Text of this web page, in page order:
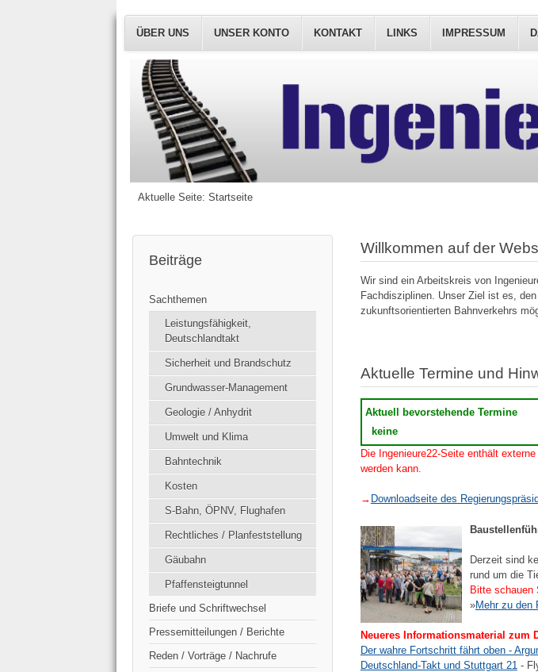
ÜBER UNS UNSER KONTO KONTAKT LINKS IMPRESSUM
Aktuelle Seite: Startseite
Beiträge
Sachthemen
Leistungsfähigkeit,
Deutschlandtakt
Sicherheit und Brandschutz
Grundwasser-Management
Geologie / Anhydrit
Umwelt und Klima
Bahntechnik
Kosten
S-Bahn, ÖPNV, Flughafen
Rechtliches / Planfeststellung
Gäubahn
Pfaffensteigtunnel
Briefe und Schriftwechsel
Pressemitteilungen / Berichte
Reden / Vorträge / Nachrufe
Willkommen auf der
Wir sind ein Arbeitskreis von
Fachdisziplinen. Unser Ziel ist es,
zukunftsorientierten Bahnverkehrs
Aktuelle Termine und
Aktuell bevorstehende Termine
keine
Die Ingenieure22-Seite enthält
werden kann.
→ Downloadseite des
Derzeit sind
rund um die
Bitte schauen
»Mehr zu den
Neueres Informationsmaterial zum
Der wahre Fortschritt fährt oben -
Deutschland-Takt und Stuttgart 21 -